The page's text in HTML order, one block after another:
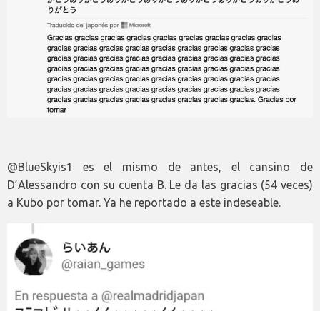
@BlueSkyis1 es el mismo de antes, el cansino de
D’Alessandro con su cuenta B. Le da las gracias (54 veces)
a Kubo por tomar. Ya he reportado a este indeseable.